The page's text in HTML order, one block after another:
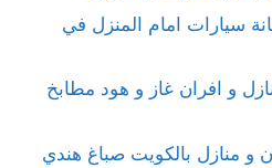
سيارات امام المنزل في
و افران غاز و هود مطابخ
و منازل بالكويت صباغ هندي